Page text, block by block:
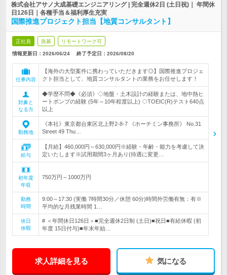
株式会社アサノ大成基礎エンジニアリング | 完全週休2日 (土日祝)｜ 年間休
日126日｜各種手当＆福利厚生充実
国際推進プロジェクト担当【地質コンサルタント】
正社員 急募 リモートワーク可
情報更新日：2026/06/24 終了予定日： 2026/08/20
仕事内容
【海外の大型案件に携わっていただきます◎】国際推進プロジェ
クト担当として、地質コンサルタントの業務をお任せします！
対象と
なる方
◆学歴不問◆《必須》◇地盤・土木設計の経験または、地中熱ヒ
ートポンプの経験 (5年～10年程度以上) ◇TOEIC(R)テスト640点
以上
勤務地
《本社》東京都台東区北上野2-8-7 《ホーチミン事務所》 No.31
Street 49 Thu…
給与
【月給】460,000円～630,000円※経験・年齢・能力を考慮して決
定いたします※試用期間3ヶ月あり(待遇に変更…
初年度
年収
750万円～1000万円
勤務
時間
9:00～17:30 (実働 7時間30分／休憩 60分)時間外労働有無：有※
平均的な月残業時間 1…
休日
休暇
# ＜年間休日126日＞■完全週休2日制 (土日)■祝日■有給休暇 (初
年度 15日付与)■年末年始…
求人詳細を見る 気になる